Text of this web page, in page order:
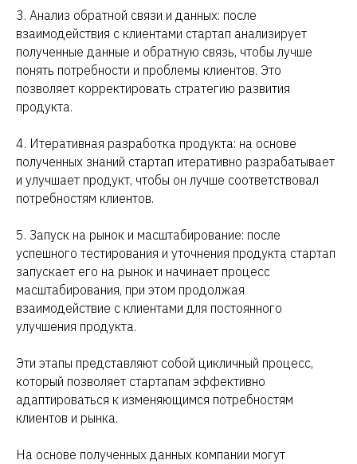
3. Анализ обратной связи и данных: после
взаимодействия с клиентами стартап анализирует
полученные данные и обратную связь, чтобы лучше
понять потребности и проблемы клиентов. Это
позволяет корректировать стратегию развития
продукта.
4. Итеративная разработка продукта: на основе
полученных знаний стартап итеративно разрабатывает
и улучшает продукт, чтобы он лучше соответствовал
потребностям клиентов.
5. Запуск на рынок и масштабирование: после
успешного тестирования и уточнения продукта стартап
запускает его на рынок и начинает процесс
масштабирования, при этом продолжая
взаимодействие с клиентами для постоянного
улучшения продукта.
Эти этапы представляют собой цикличный процесс,
который позволяет стартапам эффективно
адаптироваться к изменяющимся потребностям
клиентов и рынка.
На основе полученных данных компании могут